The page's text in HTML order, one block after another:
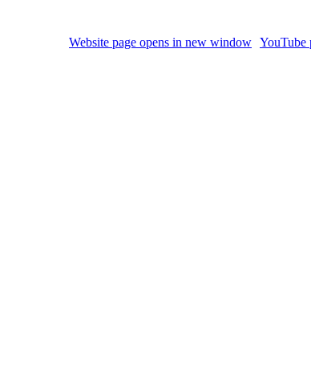
Website page opens in new window YouTube